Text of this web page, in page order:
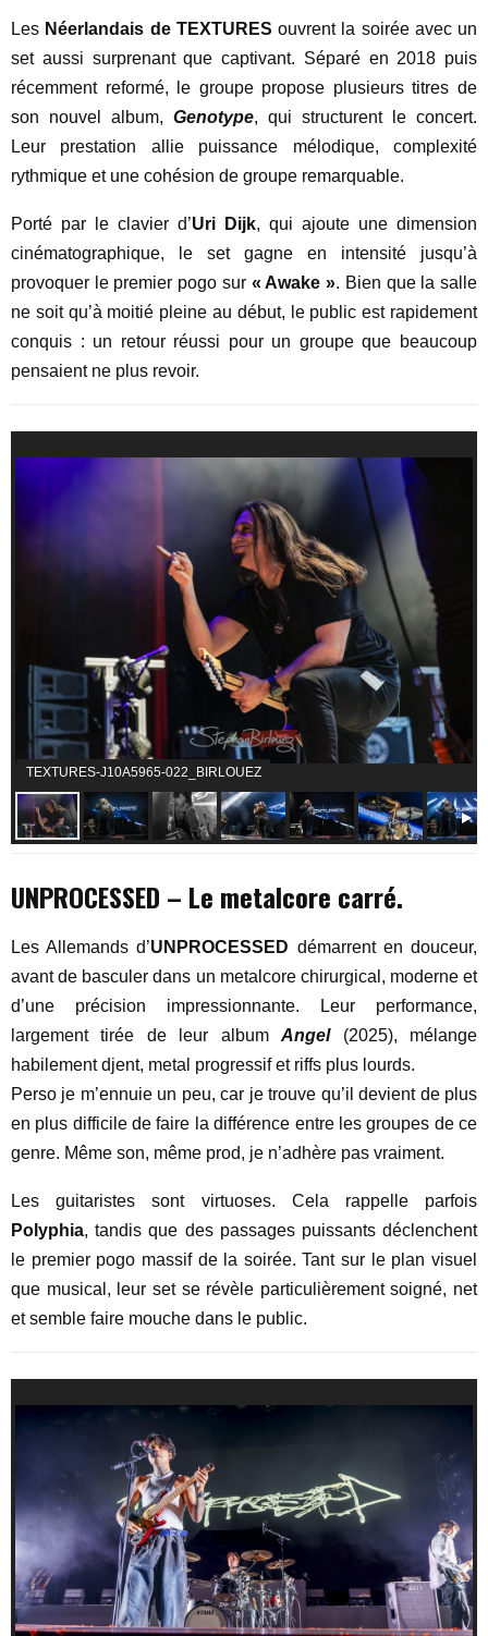
Les Néerlandais de TEXTURES ouvrent la soirée avec un
set aussi surprenant que captivant. Séparé en 2018 puis
récemment reformé, le groupe propose plusieurs titres de
son nouvel album, Genotype, qui structurent le concert.
Leur prestation allie puissance mélodique, complexité
rythmique et une cohésion de groupe remarquable.
Porté par le clavier d’Uri Dijk, qui ajoute une dimension
cinématographique, le set gagne en intensité jusqu’à
provoquer le premier pogo sur « Awake ». Bien que la salle
ne soit qu’à moitié pleine au début, le public est rapidement
conquis : un retour réussi pour un groupe que beaucoup
pensaient ne plus revoir.
TEXTURES-J10A5965-022_BIRLOUEZ
UNPROCESSED – Le metalcore carré.
Les Allemands d’UNPROCESSED démarrent en douceur,
avant de basculer dans un metalcore chirurgical, moderne et
d’une précision impressionnante. Leur performance,
largement tirée de leur albumAngel(2025), mélange
habilement djent, metal progressif et riffs plus lourds.
Perso je m’ennuie un peu, car je trouve qu’il devient de plus
en plus difficile de faire la différence entre les groupes de ce
genre. Même son, même prod, je n’adhère pas vraiment.
Les guitaristes sont virtuoses. Cela rappelle parfois
Polyphia, tandis que des passages puissants déclenchent
le premier pogo massif de la soirée. Tant sur le plan visuel
que musical, leur set se révèle particulièrement soigné, net
et semble faire mouche dans le public.